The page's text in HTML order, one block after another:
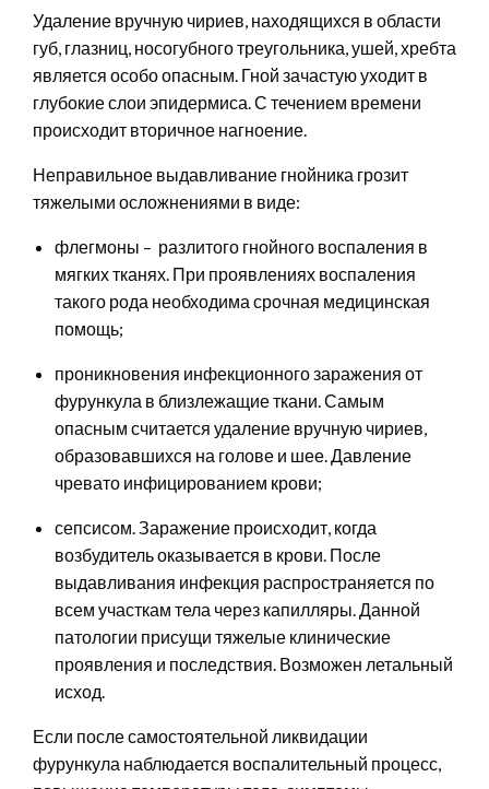
Удаление вручную чириев, находящихся в области
губ, глазниц, носогубного треугольника, ушей, хребта
является особо опасным. Гной зачастую уходит в
глубокие слои эпидермиса. С течением времени
происходит вторичное нагноение.
Неправильное выдавливание гнойника грозит
тяжелыми осложнениями в виде:
флегмоны – разлитого гнойного воспаления в
мягких тканях. При проявлениях воспаления
такого рода необходима срочная медицинская
помощь;
проникновения инфекционного заражения от
фурункула в близлежащие ткани. Самым
опасным считается удаление вручную чириев,
образовавшихся на голове и шее. Давление
чревато инфицированием крови;
сепсисом. Заражение происходит, когда
возбудитель оказывается в крови. После
выдавливания инфекция распространяется по
всем участкам тела через капилляры. Данной
патологии присущи тяжелые клинические
проявления и последствия. Возможен летальный
исход.
Если после самостоятельной ликвидации
фурункула наблюдается воспалительный процесс,